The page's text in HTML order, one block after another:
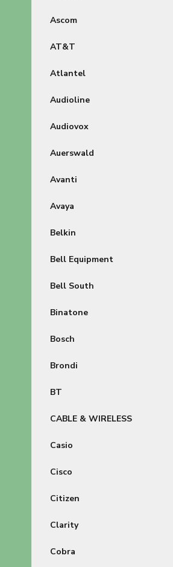
Ascom
AT&T
Atlantel
Audioline
Audiovox
Auerswald
Avanti
Avaya
Belkin
Bell Equipment
Bell South
Binatone
Bosch
Brondi
BT
CABLE & WIRELESS
Casio
Cisco
Citizen
Clarity
Cobra